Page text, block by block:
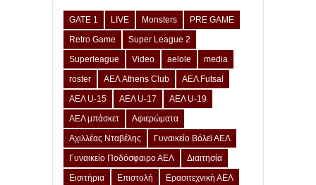
GATE 1 LIVE Monsters
PRE GAME
Retro Game
Super League 2
Superleague
Video aelole
media
roster
ΑΕΛ Athens Club
ΑΕΛ Futsal
ΑΕΛ U-15
ΑΕΛ U-17
ΑΕΛ U-19
ΑΕΛ μπάσκετ
Αφιερώματα
Αχιλλέας Νταβέλης
Γυναικείο Βόλεϊ ΑΕΛ
Γυναικείο Ποδόσφαιρο ΑΕΛ
Διαιτησία
Εισιτήρια
Επιστολή
Ερασιτεχνική ΑΕΛ